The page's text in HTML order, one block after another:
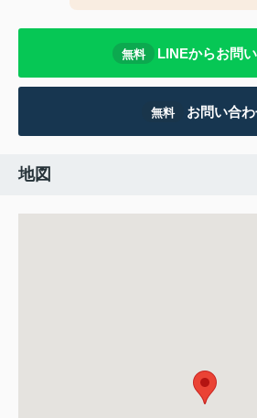
無料 LINEからお問
無料 お問い合
地図